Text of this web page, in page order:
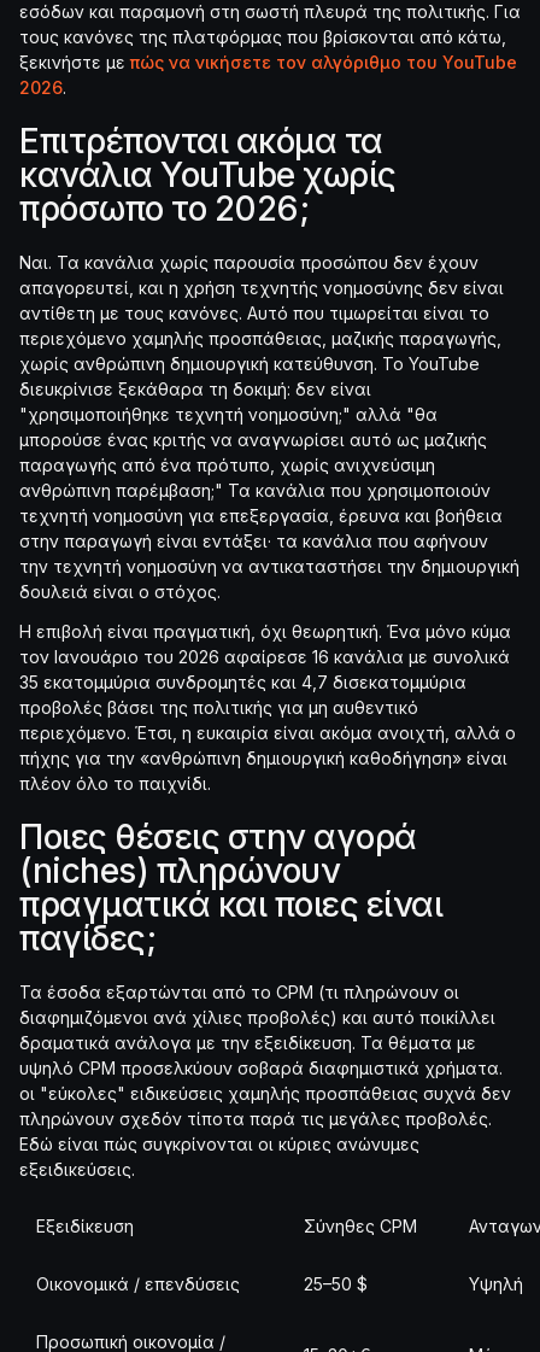
εσόδων και παραμονή στη σωστή πλευρά της πολιτικής. Για
τους κανόνες της πλατφόρμας που βρίσκονται από κάτω,
ξεκινήστε μεπώς να νικήσετε τον αλγόριθμο του YouTube
2026.
Επιτρέπονται ακόμα τα
κανάλια YouTube χωρίς
πρόσωπο το 2026;
Ναι. Τα κανάλια χωρίς παρουσία προσώπου δεν έχουν
απαγορευτεί, και η χρήση τεχνητής νοημοσύνης δεν είναι
αντίθετη με τους κανόνες. Αυτό που τιμωρείται είναι το
περιεχόμενο χαμηλής προσπάθειας, μαζικής παραγωγής,
χωρίς ανθρώπινη δημιουργική κατεύθυνση. Το YouTube
διευκρίνισε ξεκάθαρα τη δοκιμή: δεν είναι
"χρησιμοποιήθηκε τεχνητή νοημοσύνη;" αλλά "θα
μπορούσε ένας κριτής να αναγνωρίσει αυτό ως μαζικής
παραγωγής από ένα πρότυπο, χωρίς ανιχνεύσιμη
ανθρώπινη παρέμβαση;" Τα κανάλια που χρησιμοποιούν
τεχνητή νοημοσύνη για επεξεργασία, έρευνα και βοήθεια
στην παραγωγή είναι εντάξει· τα κανάλια που αφήνουν
την τεχνητή νοημοσύνη να αντικαταστήσει την δημιουργική
δουλειά είναι ο στόχος.
Η επιβολή είναι πραγματική, όχι θεωρητική. Ένα μόνο κύμα
τον Ιανουάριο του 2026 αφαίρεσε 16 κανάλια με συνολικά
35 εκατομμύρια συνδρομητές και 4,7 δισεκατομμύρια
προβολές βάσει της πολιτικής για μη αυθεντικό
περιεχόμενο. Έτσι, η ευκαιρία είναι ακόμα ανοιχτή, αλλά ο
πήχης για την «ανθρώπινη δημιουργική καθοδήγηση» είναι
πλέον όλο το παιχνίδι.
Ποιες θέσεις στην αγορά
(niches) πληρώνουν
πραγματικά και ποιες είναι
παγίδες;
Τα έσοδα εξαρτώνται από το CPM (τι πληρώνουν οι
διαφημιζόμενοι ανά χίλιες προβολές) και αυτό ποικίλλει
δραματικά ανάλογα με την εξειδίκευση. Τα θέματα με
υψηλό CPM προσελκύουν σοβαρά διαφημιστικά χρήματα.
οι "εύκολες" ειδικεύσεις χαμηλής προσπάθειας συχνά δεν
πληρώνουν σχεδόν τίποτα παρά τις μεγάλες προβολές.
Εδώ είναι πώς συγκρίνονται οι κύριες ανώνυμες
εξειδικεύσεις.
Εξειδίκευση Σύνηθες CPM
Οικονομικά / επενδύσεις 25–50 $ Υψηλή
Προσωπική οικονομία /